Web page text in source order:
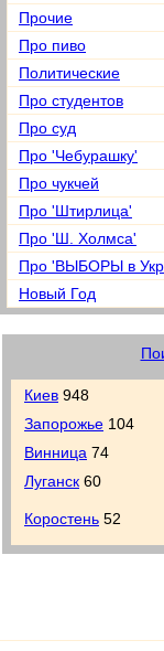
Прочие
Про пиво
Политические
Про студентов
Про суд
Про 'Чебурашку'
Про чукчей
Про 'Штирлица'
Про 'Ш. Холмса'
Про 'ВЫБОРЫ в
Новый Год
Киев 948
Запорожье 104
Винница 74
Луганск 60
Коростень 52